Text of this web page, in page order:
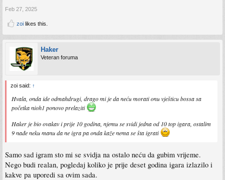
Feb 27, 2025
zoi likes this.
Haker
Veteran foruma
zoi said: ↑
Hvala, onda ide odmahdrugi, drago mi je da neću morati onu vješticu bossa sa
početka nioh1 ponovo prelaziti
Haker je bio ovakav i prije 10 godina, njemu se svidi jedna od 10 top igara, ostalim
9 nađe neku manu da ne igra pa onda kaže nema se šta igrati
Samo sad igram sto mi se svidja na ostalo neću da gubim vrijeme.
Nego budi realan, pogledaj koliko je prije deset godina igara izlazilo i
kakve pa uporedi sa ovim sada.